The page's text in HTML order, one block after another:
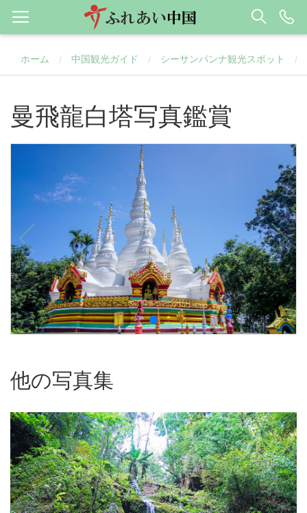
ホーム / 中国観光ガイド / シーサンパンナ観光スポット /
曼飛龍白塔写真鑑賞
他の写真集